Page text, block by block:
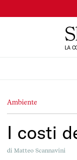
LA
Ambiente
I costi
di Matteo Scannavini